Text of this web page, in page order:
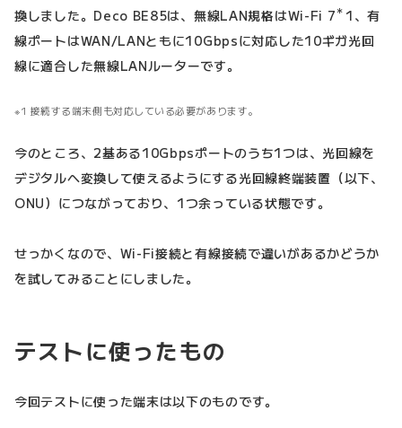
換しました。Deco BE85は、無線LAN規格はWi-Fi 7＊ 1、有
線ポートはWAN/LANともに10Gbpsに対応した10ギガ光回
線に適合した無線LANルーターです。
1 接続する端末側も対応している必要があります。
今のところ、2基ある10Gbpsポートのうち1つは、光回線を
デジタルへ変換して使えるようにする光回線終端装置（以下、
ONU）につながっており、1つ余っている状態です。
せっかくなので、Wi-Fi接続と有線接続で違いがあるかどうか
を試してみることにしました。
テストに使ったもの
今回テストに使った端末は以下のものです。